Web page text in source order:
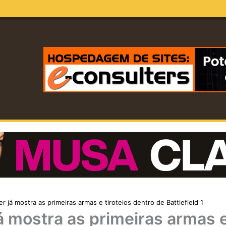
já mostra as primeiras armas e tiroteios dentro de Battlefield 1
mostra as primeiras armas